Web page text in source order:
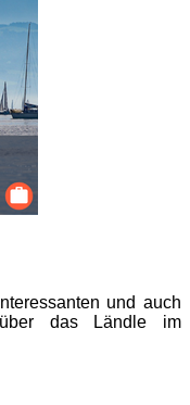
und auch
das Ländle im